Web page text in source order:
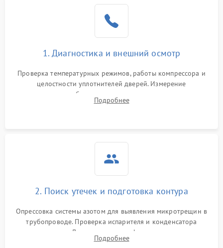
работе
2000 ₽ Подробнее →
1000 ₽
1800 ₽
1. Диагностика и внешний осмотр
Проверка температурных режимов, работы компрессора и
целостности уплотнителей дверей. Измерение
сопротивления обмоток мотора, проверка термостата и
считывание кодов ошибок с электронного дисплея.
Подробнее
2. Поиск утечек и подготовка контура
Опрессовка системы азотом для выявления микротрещин в
трубопроводе. Проверка испарителя и конденсатора
течеискателем. Демонтаж старого фильтра-осушителя и
продувка капиллярной трубки для устранения засоров.
Подробнее